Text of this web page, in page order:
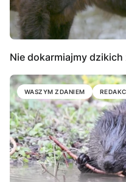
Nie dokarmiajmy
WASZYM ZDANIEM